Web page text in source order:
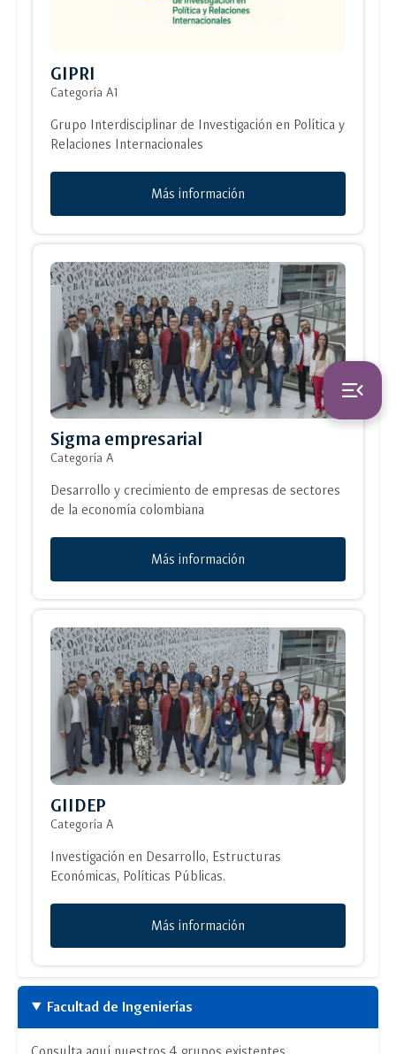
GIPRI
Categoría A1
Grupo Interdisciplinar de Investigación en Política y
Relaciones Internacionales
Más información
Sigma empresarial
Categoría A
Desarrollo y crecimiento de empresas de sectores
de la economía colombiana
Más información
GIIDEP
Categoría A
Investigación en Desarrollo, Estructuras
Económicas, Políticas Públicas.
Más información
Facultad de Ingenierías
switch_access_shortcut Opciones Rápidas
navigate_nextPreguntas Frecuentes
menu_open
opciones
rápidas